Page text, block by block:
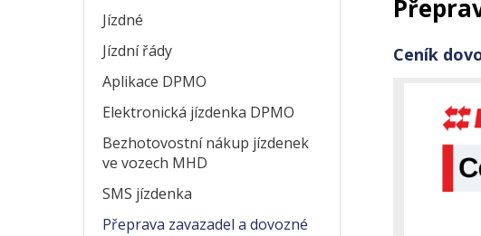
Jízdné
Jízdní řády
Aplikace DPMO
Elektronická jízdenka DPMO
Bezhotovostní nákup jízdenek
ve vozech MHD
SMS jízdenka
Přeprava zavazadel a dovozné
Ceník